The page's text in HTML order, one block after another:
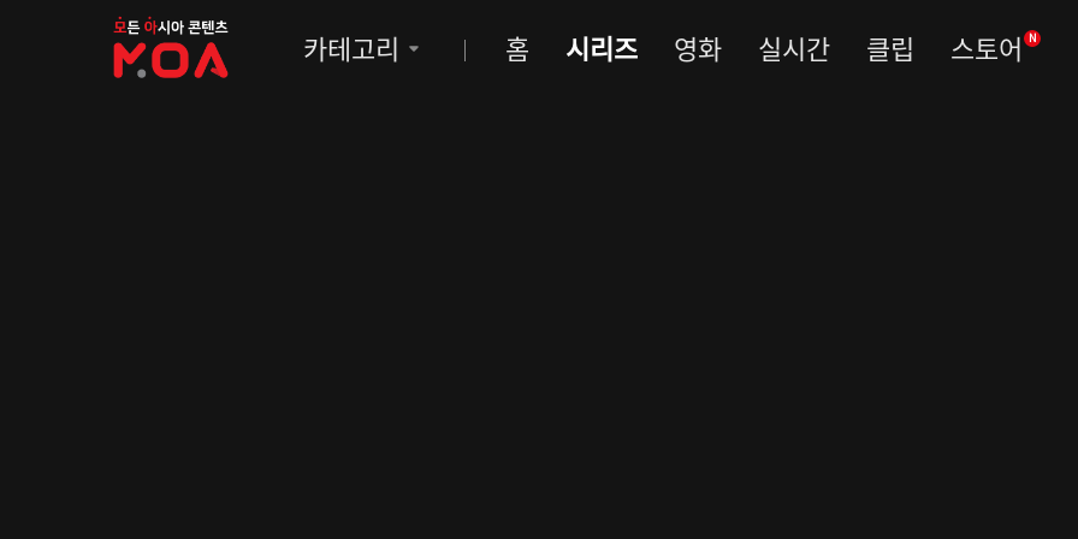
MOA
카테고리 홈 시리즈 영화 실시간 클립 스토어 N